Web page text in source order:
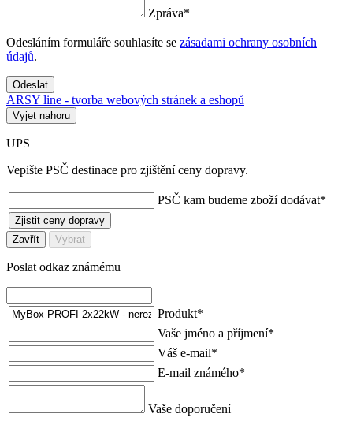
Zpráva*
Odesláním formuláře souhlasíte se zásadami ochrany osobních
údajů.
Odeslat
ARSY line - tvorba webových stránek a eshopů
Vyjet nahoru
UPS
Vepište PSČ destinace pro zjištění ceny dopravy.
PSČ kam budeme zboží dodávat*
Zjistit ceny dopravy
Zavřít
Vybrat
Poslat odkaz známému
Produkt*
Vaše jméno a příjmení*
Váš e-mail*
E-mail známého*
Vaše doporučení